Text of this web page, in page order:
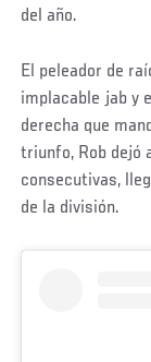
del año.
El peleador de
implacable jab y
derecha que
triunfo, Rob dejó
consecutivas,
de la división.